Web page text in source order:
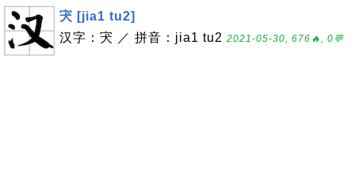
宊 [jia1 tu2]
汉字：宊 ／ 拼音：jia1 tu2 2021-05-30, 676🔥, 0💬